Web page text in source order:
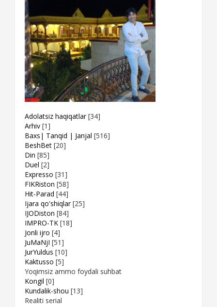
Adolatsiz haqiqatlar [34]
Arhiv [1]
Baxs| Tanqid | Janjal [516]
BeshBet [20]
Din [85]
Duel [2]
Expresso [31]
FIKRiston [58]
Hit-Parad [44]
Ijara qo'shiqlar [25]
IJODiston [84]
IMPRO-TK [18]
Jonli ijro [4]
JuMaNjI [51]
JurYuldus [10]
Kaktusso [5]
Yoqimsiz ammo foydali suhbat
Kongil [0]
Kundalik-shou [13]
Realiti serial